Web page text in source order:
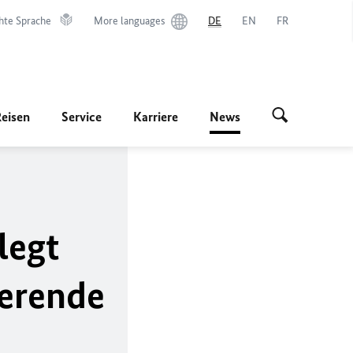
Sprache More languages DE EN FR
Service Karriere News